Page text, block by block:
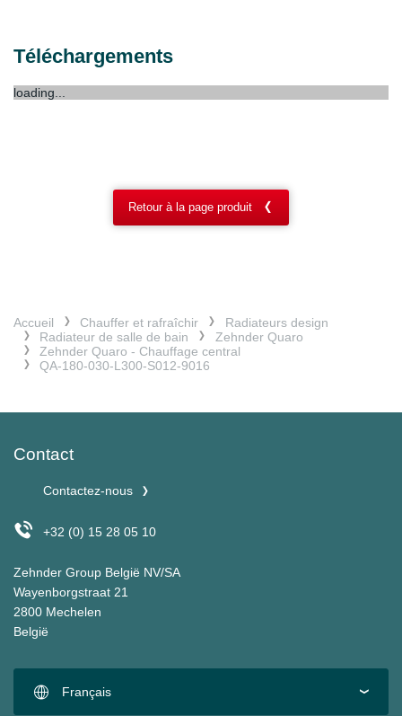
Téléchargements
loading...
Retour à la page produit
Accueil Chauffer et rafraîchir
Radiateurs design
Radiateur de salle de bain
Zehnder Quaro
Zehnder Quaro - Chauffage central
QA-180-030-L300-S012-9016
Contact
Contactez-nous
+32 (0) 15 28 05 10
Zehnder Group België NV/SA
Wayenborgstraat 21
2800 Mechelen
België
Français